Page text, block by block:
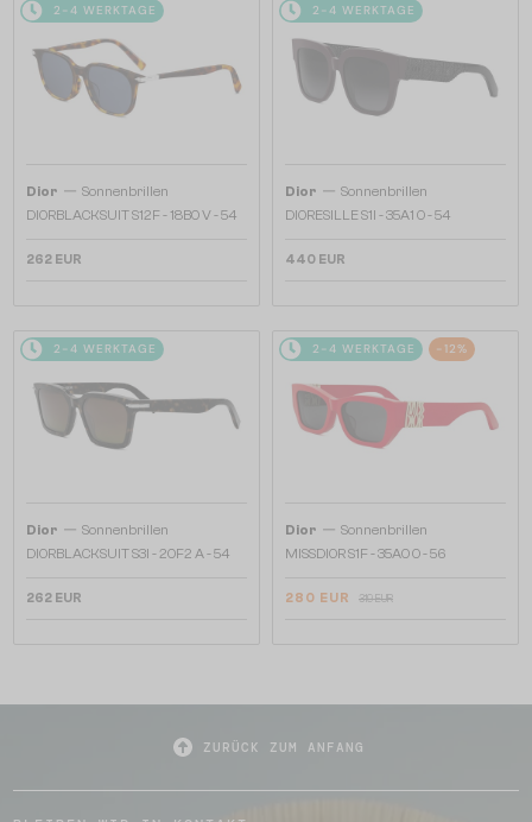
2-4 WERKTAGE
Dior — Sonnenbrillen
DIORBLACKSUIT S12F - 18B0 V - 54
262 EUR
2-4 WERKTAGE
Dior — Sonnenbrillen
DIORESILLE S1I - 35A1 O - 54
440 EUR
2-4 WERKTAGE
Dior — Sonnenbrillen
DIORBLACKSUIT S3I - 20F2 A - 54
262 EUR
2-4 WERKTAGE -12%
Dior — Sonnenbrillen
MISSDIOR S1F - 35A0 O - 56
280 EUR 319 EUR
ZURÜCK ZUM ANFANG